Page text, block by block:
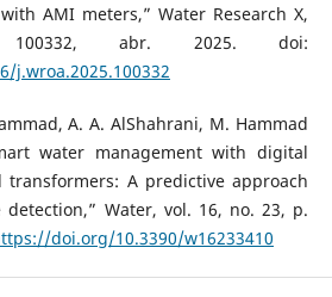
AMI meters,” Water Research X,
abr. 2025. doi:
j.wroa.2025.100332
A. A. AlShahrani, M. Hammad
water management with digital
A predictive approach
Water, vol. 16, no. 23, p.
doi.org/10.3390/w16233410